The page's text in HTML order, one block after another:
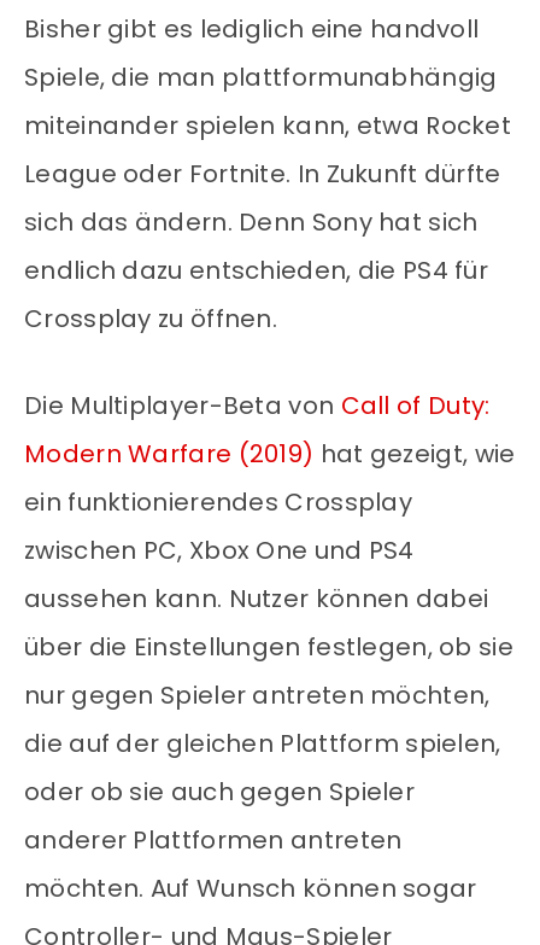
Bisher gibt es lediglich eine handvoll
Spiele, die man plattformunabhängig
miteinander spielen kann, etwa Rocket
League oder Fortnite. In Zukunft dürfte
sich das ändern. Denn Sony hat sich
endlich dazu entschieden, die PS4 für
Crossplay zu öffnen.
Die Multiplayer-Beta von Call of Duty:
Modern Warfare (2019) hat gezeigt, wie
ein funktionierendes Crossplay
zwischen PC, Xbox One und PS4
aussehen kann. Nutzer können dabei
über die Einstellungen festlegen, ob sie
nur gegen Spieler antreten möchten,
die auf der gleichen Plattform spielen,
oder ob sie auch gegen Spieler
anderer Plattformen antreten
möchten. Auf Wunsch können sogar
Controller- und Maus-Spieler